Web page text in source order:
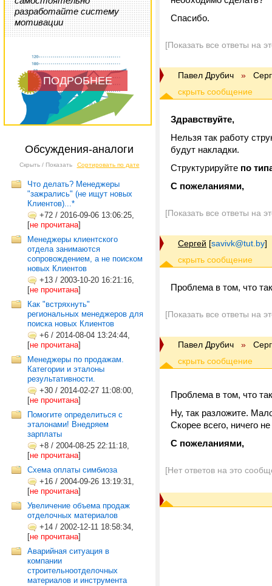
разработайте систему
мотивации
ПОДРОБНЕЕ
Обсуждения-аналоги
Скрыть / Показать Сортировать по дате
Что делать? Менеджеры
"зажрались" (не ищут новых
Клиентов)...*
+72 / 2016-09-06 13:06:25,
[не прочитана]
Менеджеры клиентского
отдела занимаются
сопровождением, а не поиском
новых Клиентов
+13 / 2003-10-20 16:21:16,
[не прочитана]
Как "встряхнуть"
региональных менеджеров для
поиска новых Клиентов
+6 / 2014-08-04 13:24:44,
[не прочитана]
Менеджеры по продажам.
Категории и эталоны
результативности.
+30 / 2014-02-27 11:08:00,
[не прочитана]
Помогите определиться с
эталонами! Внедряем
зарплаты
+8 / 2004-08-25 22:11:18,
[не прочитана]
Схема оплаты симбиоза
+16 / 2004-09-26 13:19:31,
[не прочитана]
Увеличение объема продаж
отделочных материалов
+14 / 2002-12-11 18:58:34,
[не прочитана]
Аварийная ситуация в
компании
строительноотделочных
материалов и инструмента
Спасибо.
[Показать все ответы на
Павел Друбич »
Здравствуйте,
Нельзя так работу
будут накладки.
Структурируйте по
C пожеланиями,
[Показать все ответы на
Сергей [savivk@tut.by]
Проблема в том, что
[Показать все ответы на
Павел Друбич »
Проблема в том, что
Ну, так разложите.
Скорее всего, ничего
С пожеланиями,
[Нет ответов на это